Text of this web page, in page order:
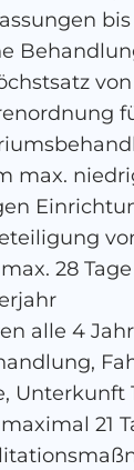
von
max.
28
alle 4
Unterkunft
21